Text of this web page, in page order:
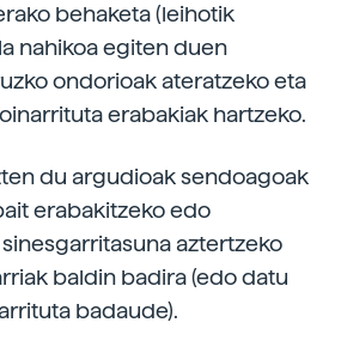
behaketa (leihotik
nahikoa egiten duen
ondorioak ateratzeko eta
erabakiak hartzeko.
du argudioak sendoagoak
erabakitzeko edo
aztertzeko
baldin badira (edo datu
badaude).